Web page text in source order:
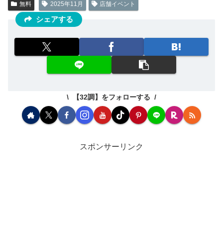
無料 2025年11月 店舗イベント
シェアする
【32調】をフォローする
スポンサーリンク